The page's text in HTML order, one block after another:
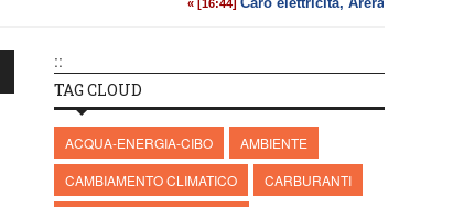
::
TAG CLOUD
ACQUA-ENERGIA-CIBO
AMBIENTE
CAMBIAMENTO CLIMATICO
CARBURANTI